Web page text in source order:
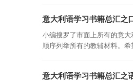
意大利语学习书籍总汇之
小编搜罗了市面上所有的意
顺序列举所有的教辅材料。
意大利语学习书籍总汇之